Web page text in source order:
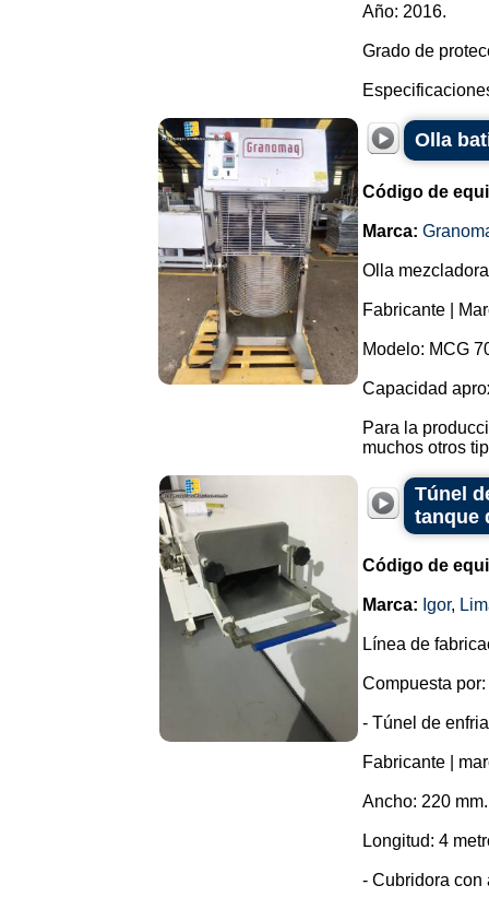
Año: 2016.
Grado de
Olla
Código de
Marca:
Olla
Fabricante |
Modelo: MCG
Capacidad
Para la
muchos otros
Túnel
tanque
Código de
Marca: Igor,
Línea de
Compuesta por:
- Túnel de
Fabricante |
Ancho: 220 mm.
Longitud: 4
- Cubridora con